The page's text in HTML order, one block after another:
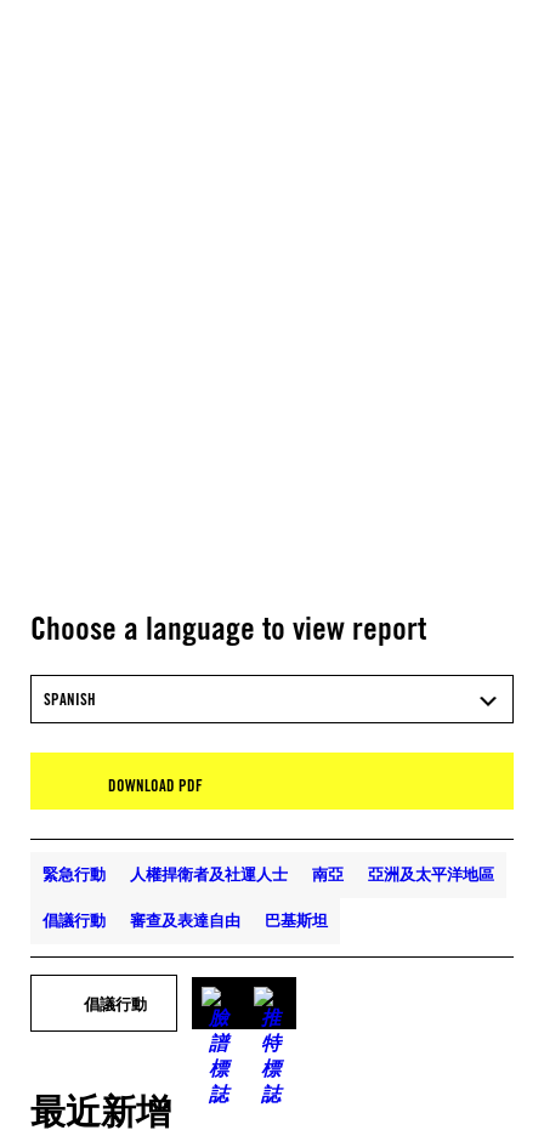
Choose a language to view report
SPANISH
DOWNLOAD PDF
緊急行動 人權捍衛者及社運人士 南亞 亞洲及太平洋地區
倡議行動 審查及表達自由 巴基斯坦
倡議行動
最近新增